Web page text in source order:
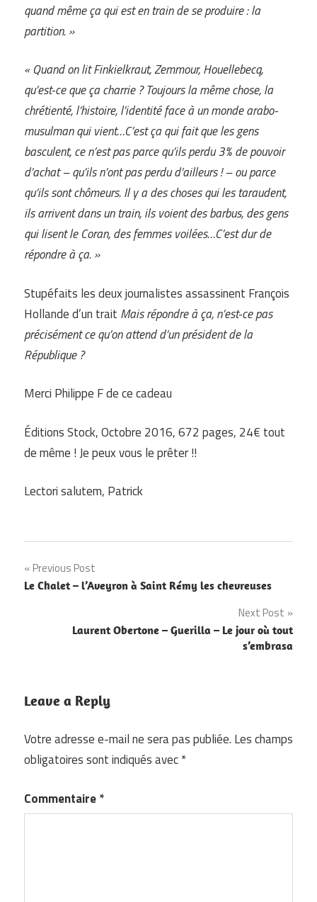
quand même ça qui est en train de se produire : la
partition. »
« Quand on lit Finkielkraut, Zemmour, Houellebecq,
qu’est-ce que ça charrie ? Toujours la même chose, la
chrétienté, l’histoire, l’identité face à un monde arabo-
musulman qui vient…C’est ça qui fait que les gens
basculent, ce n’est pas parce qu’ils perdu 3% de pouvoir
d’achat – qu’ils n’ont pas perdu d’ailleurs ! – ou parce
qu’ils sont chômeurs. Il y a des choses qui les taraudent,
ils arrivent dans un train, ils voient des barbus, des gens
qui lisent le Coran, des femmes voilées…C’est dur de
répondre à ça. »
Stupéfaits les deux journalistes assassinent François
Hollande d’un trait Mais répondre à ça, n’est-ce pas
précisément ce qu’on attend d’un président de la
République ?
Merci Philippe F de ce cadeau
Éditions Stock, Octobre 2016, 672 pages, 24€ tout
de même ! Je peux vous le prêter !!
Lectori salutem, Patrick
Navigation
de
l’article
Previous Post
Le Chalet – l’Aveyron à Saint Rémy les chevreuses
Next Post
Laurent Obertone – Guerilla – Le jour où tout
s’embrasa
Leave a Reply
Votre adresse e-mail ne sera pas publiée. Les champs
obligatoires sont indiqués avec*
Commentaire*